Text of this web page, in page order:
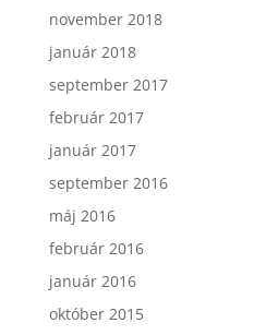
november 2018
január 2018
september 2017
február 2017
január 2017
september 2016
máj 2016
február 2016
január 2016
október 2015